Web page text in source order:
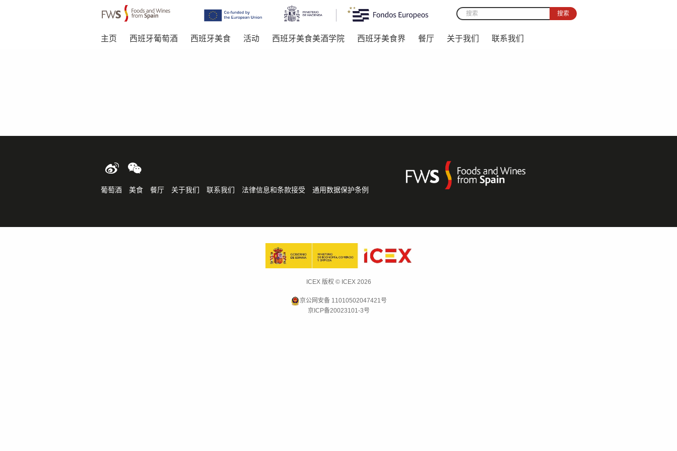
Search form
搜索
主页 西班牙葡萄酒 西班牙美食 活动 西班牙美食美酒学院 西班牙美食界 餐厅 关于我们 联系我们
葡萄酒 美食 餐厅 关于我们 联系我们 法律信息和条款接受 通用数据保护条例
ICEX 版权 © ICEX 2026
京公网安备 11010502047421号
京ICP备20023101-3号